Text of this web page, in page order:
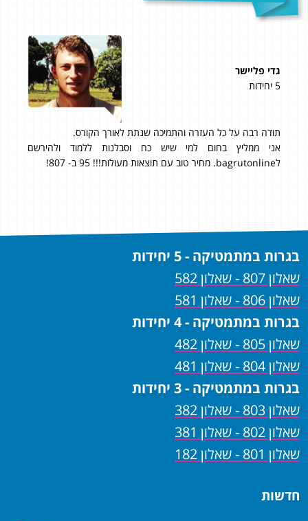
גדי פליישר
5 יחידות
תודה רבה על כל העזרה והתמיכה שנתת לאורך הקורס.
אני ממליץ בחום למי שיש כח וסבלנות ללמוד ולהירשם
לbagrutonline. מחיר טוב עם תוצאות מעולות!!! 95 ב- 807!
בגרות במתמטיקה - 5 יחידות
שאלון 807 - שאלון 582
שאלון 806 - שאלון 581
בגרות במתמטיקה - 4 יחידות
שאלון 805 - שאלון 482
שאלון 804 - שאלון 481
בגרות במתמטיקה - 3 יחידות
שאלון 803 - שאלון 382
שאלון 802 - שאלון 381
שאלון 801 - שאלון 182
חדשות